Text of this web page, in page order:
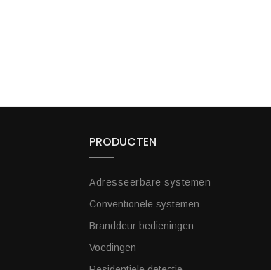
PRODUCTEN
Adresseerbare systemen
Conventionele systemen
Branddeur bedieningen
Voedingen